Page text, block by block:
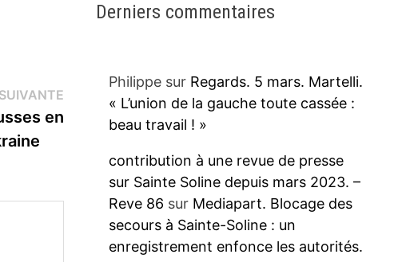
Publication
suivante :
en
Derniers commentaires
Philippesur Regards. 5 mars. Martelli.
« L’union de la gauche toute cassée :
beau travail ! »
contribution à une revue de presse
sur Sainte Soline depuis mars 2023. –
Reve 86 sur Mediapart. Blocage des
secours à Sainte-Soline : un
enregistrement enfonce les autorités.